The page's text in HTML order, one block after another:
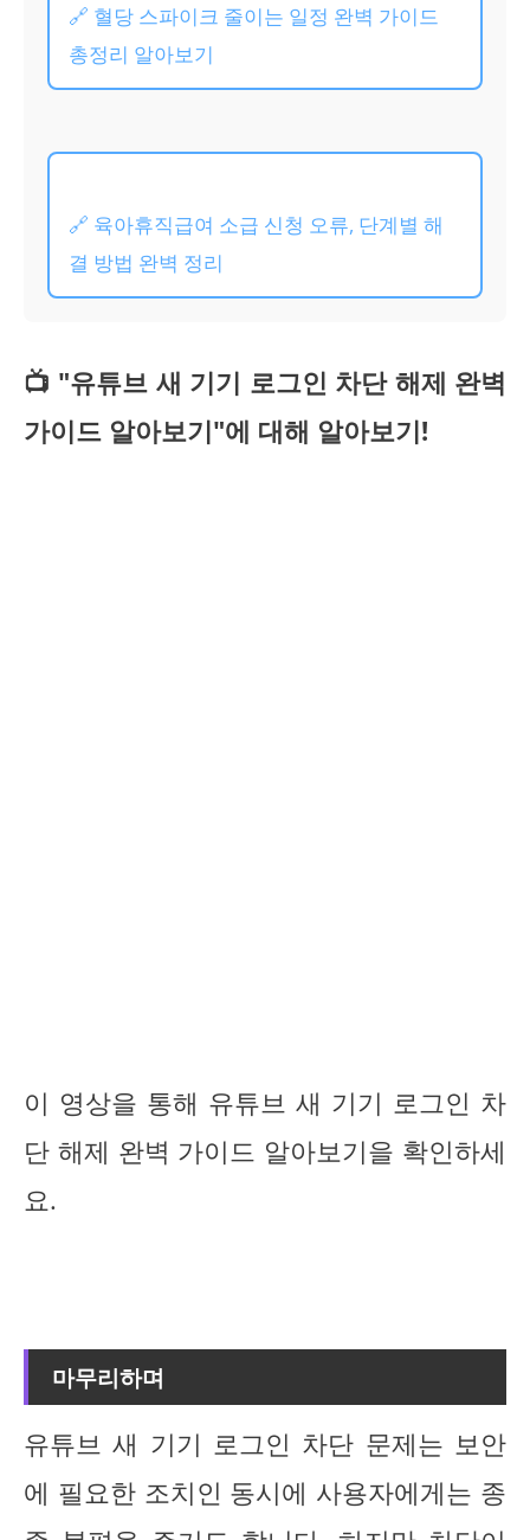
🔗 혈당 스파이크 줄이는 일정 완벽 가이드
총정리 알아보기
🔗 육아휴직급여 소급 신청 오류, 단계별 해
결 방법 완벽 정리
📺 "유튜브 새 기기 로그인 차단 해제 완벽
가이드 알아보기"에 대해 알아보기!
이 영상을 통해 유튜브 새 기기 로그인 차
단 해제 완벽 가이드 알아보기을 확인하세
요.
마무리하며
유튜브 새 기기 로그인 차단 문제는 보안
에 필요한 조치인 동시에 사용자에게는 종